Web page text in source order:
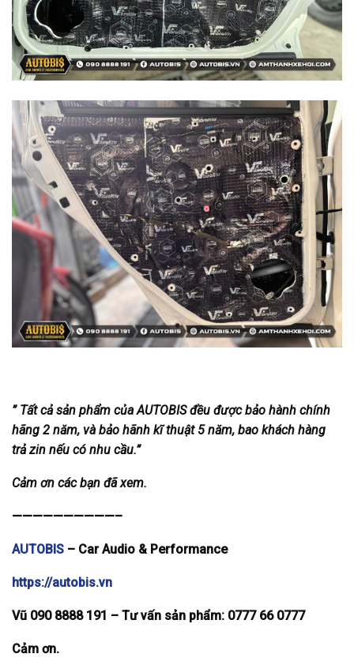
” Tất cả sản phẩm của AUTOBIS đều được bảo hành chính
hãng 2 năm, và bảo hãnh kĩ thuật 5 năm, bao khách hàng
trả zin nếu có nhu cầu.”
Cảm ơn các bạn đã xem.
——————————–
AUTOBIS – Car Audio & Performance
https://autobis.vn
Vũ 090 8888 191 – Tư vấn sản phẩm: 0777 66 0777
Cảm ơn.